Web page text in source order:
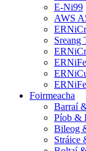
E-Ni99
AWS
Sreang
Foirmeacha
Barraí
Píob &
Bileog
Stráice